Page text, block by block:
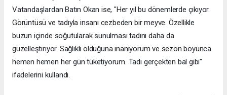
Vatandaşlardan Batın Okan ise, "Her yıl bu dönemlerde çıkıyor.
Görüntüsü ve tadıyla insanı cezbeden bir meyve. Özellikle
buzun içinde soğutularak sunulması tadını daha da
güzelleştiriyor. Sağlıklı olduğuna inanıyorum ve sezon boyunca
hemen hemen her gün tüketiyorum. Tadı gerçekten bal gibi"
ifadelerini kullandı.